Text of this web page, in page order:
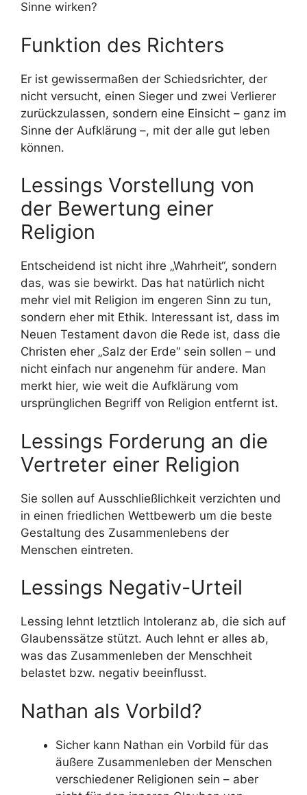
Sinne wirken?
Funktion des Richters
Er ist gewissermaßen der Schiedsrichter, der
nicht versucht, einen Sieger und zwei Verlierer
zurückzulassen, sondern eine Einsicht – ganz im
Sinne der Aufklärung –, mit der alle gut leben
können.
Lessings Vorstellung von
der Bewertung einer
Religion
Entscheidend ist nicht ihre „Wahrheit“, sondern
das, was sie bewirkt. Das hat natürlich nicht
mehr viel mit Religion im engeren Sinn zu tun,
sondern eher mit Ethik. Interessant ist, dass im
Neuen Testament davon die Rede ist, dass die
Christen eher „Salz der Erde“ sein sollen – und
nicht einfach nur angenehm für andere. Man
merkt hier, wie weit die Aufklärung vom
ursprünglichen Begriff von Religion entfernt ist.
Lessings Forderung an die
Vertreter einer Religion
Sie sollen auf Ausschließlichkeit verzichten und
in einen friedlichen Wettbewerb um die beste
Gestaltung des Zusammenlebens der
Menschen eintreten.
Lessings Negativ-Urteil
Lessing lehnt letztlich Intoleranz ab, die sich auf
Glaubenssätze stützt. Auch lehnt er alles ab,
was das Zusammenleben der Menschheit
belastet bzw. negativ beeinflusst.
Nathan als Vorbild?
Sicher kann Nathan ein Vorbild für das
äußere Zusammenleben der Menschen
verschiedener Religionen sein – aber